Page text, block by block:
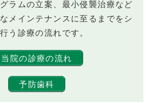
ラムの立案、最小侵襲治療など
メインテナンスに至るまでをシ
う診療の流れです。
当院の診療の流れ
予防歯科